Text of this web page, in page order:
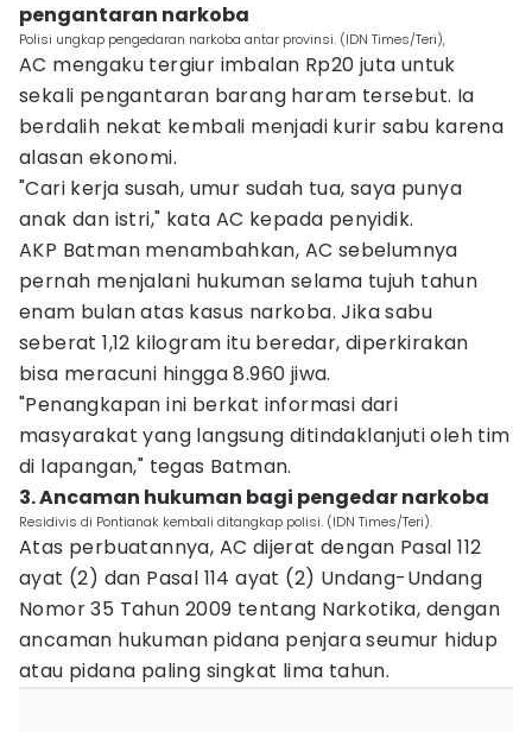
pengantaran narkoba
Polisi ungkap pengedaran narkoba antar provinsi. (IDN Times/Teri),
AC mengaku tergiur imbalan Rp20 juta untuk
sekali pengantaran barang haram tersebut. Ia
berdalih nekat kembali menjadi kurir sabu karena
alasan ekonomi.
"Cari kerja susah, umur sudah tua, saya punya
anak dan istri," kata AC kepada penyidik.
AKP Batman menambahkan, AC sebelumnya
pernah menjalani hukuman selama tujuh tahun
enam bulan atas kasus narkoba. Jika sabu
seberat 1,12 kilogram itu beredar, diperkirakan
bisa meracuni hingga 8.960 jiwa.
"Penangkapan ini berkat informasi dari
masyarakat yang langsung ditindaklanjuti oleh tim
di lapangan," tegas Batman.
3. Ancaman hukuman bagi pengedar narkoba
Residivis di Pontianak kembali ditangkap polisi. (IDN Times/Teri).
Atas perbuatannya, AC dijerat dengan Pasal 112
ayat (2) dan Pasal 114 ayat (2) Undang-Undang
Nomor 35 Tahun 2009 tentang Narkotika, dengan
ancaman hukuman pidana penjara seumur hidup
atau pidana paling singkat lima tahun.